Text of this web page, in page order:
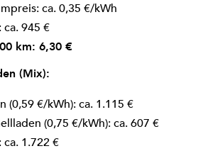
ca. 0,35 €/kWh
945 €
km: 6,30 €
(Mix):
(0,59 €/kWh): ca. 1.115 €
(0,75 €/kWh): ca. 607 €
1.722 €